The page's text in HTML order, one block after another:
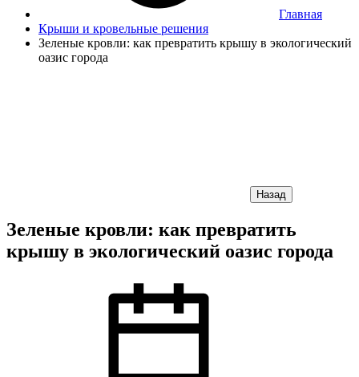
Главная
Крыши и кровельные решения
Зеленые кровли: как превратить крышу в экологический
оазис города
Назад
Зеленые кровли: как превратить
крышу в экологический оазис города